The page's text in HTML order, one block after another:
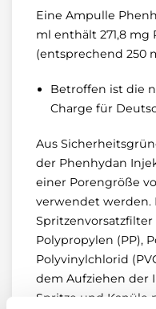
Eine Ampulle
ml enthält 271,8
(entsprechend 250
Betroffen ist die
Charge für
Aus
der Phenhydan
einer Porengröße
verwendet werden.
Polypropylen (PP),
Polyvinylchlorid
dem Aufziehen der
Spritze und Kanüle